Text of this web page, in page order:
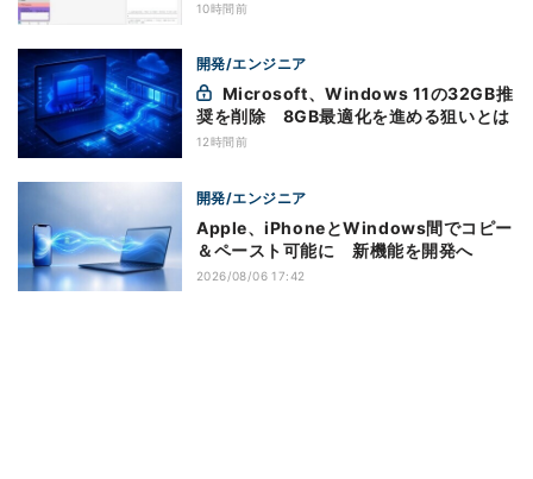
10時間前
開発/エンジニア
奨を削除 8GB最適化を進める狙いとは
12時間前
開発/エンジニア
Apple、iPhoneとWindows間でコピー
＆ペースト可能に 新機能を開発へ
2026/08/06 17:42